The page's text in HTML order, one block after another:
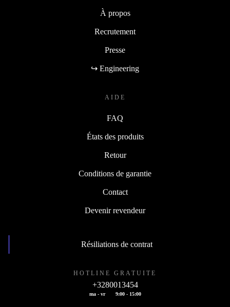
À propos
Recrutement
Presse
↪ Engineering
AIDE
FAQ
États des produits
Retour
Conditions de garantie
Contact
Devenir revendeur
Résiliations de contrat
HOTLINE GRATUITE
+3280013454
ma - vr 9:00 - 15:00